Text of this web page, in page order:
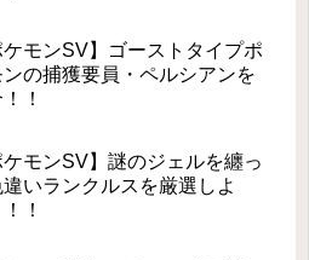
ケモンSV】ゴーストタイプポ
の捕獲要員・ペルシアンを
！
ケモンSV】謎のジェルを纏っ
違いランクルスを厳選しよ
！